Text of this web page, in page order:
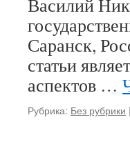
Василий
Саранск,
статьи
аспектов …
Рубрика: Без рубрики |